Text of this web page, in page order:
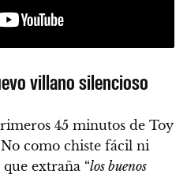
villano silencioso
45 minutos de Toy
como chiste fácil ni
extraña “los buenos